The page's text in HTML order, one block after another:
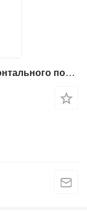
Турбокомпрессор 185-8016 для фронтального погрузчика Caterpillar 962G